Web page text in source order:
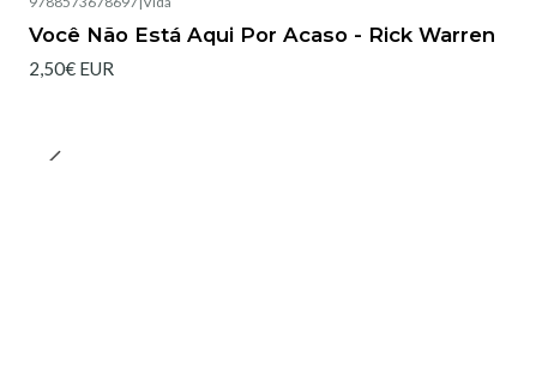
Você Não Está Aqui Por Acaso - Rick Warren
2,50€ EUR